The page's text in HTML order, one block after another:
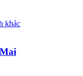
khác